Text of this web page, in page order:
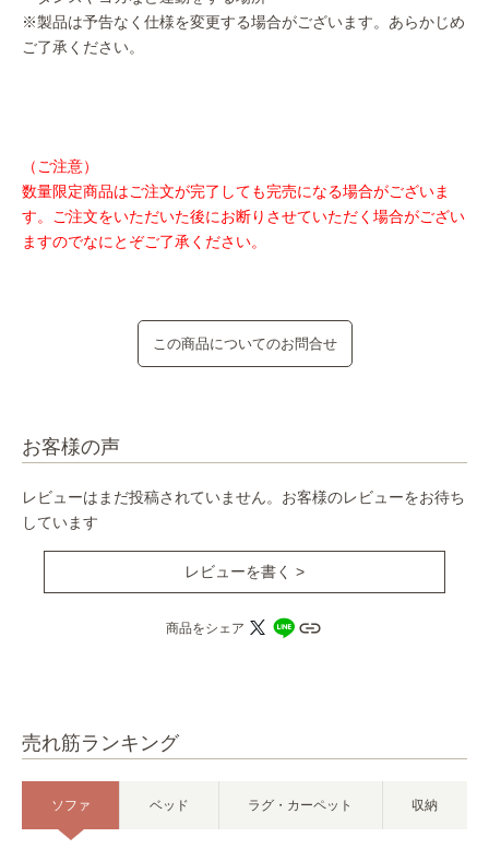
売れ筋ランキング
ソファ ベッド ラグ・カーペット 収納
※製品は予告なく仕様を変更する場合がございます。あらかじめ
ご了承ください。
（ご注意）
数量限定商品はご注文が完了しても完売になる場合がございま
す。ご注文をいただいた後にお断りさせていただく場合がござい
ますのでなにとぞご了承ください。
この商品についてのお問合せ
お客様の声
レビューはまだ投稿されていません。お客様のレビューをお待ち
しています
レビューを書く >
商品をシェア